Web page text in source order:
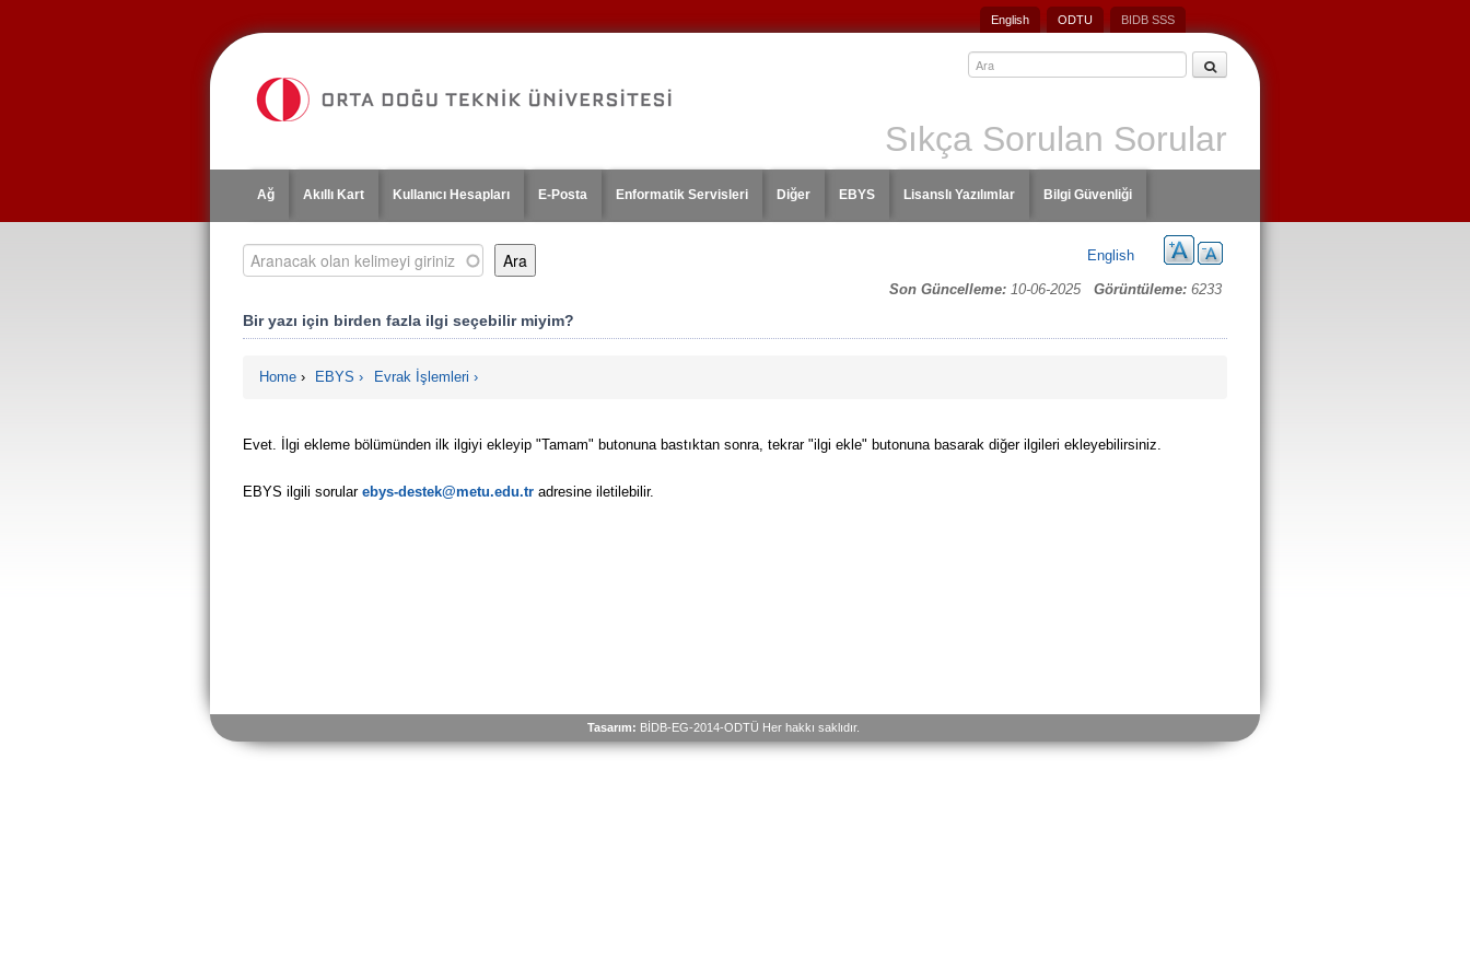
English ODTU BIDB SSS
Sıkça Sorulan Sorular
Ağ Akıllı Kart Kullanıcı Hesapları E-Posta Enformatik Servisleri Diğer EBYS Lisanslı Yazılımlar Bilgi Güvenliği
Son Güncelleme: 10-06-2025 Görüntüleme: 6233
Aranacak olan kelimeyi giriniz English
Bir yazı için birden fazla ilgi seçebilir miyim?
Home › EBYS Evrak İşlemleri
Evet. İlgi ekleme bölümünden ilk ilgiyi ekleyip "Tamam" butonuna bastıktan sonra, tekrar "ilgi ekle" butonuna basarak diğer ilgileri ekleyebilirsiniz.
EBYS ilgili sorular ebys-destek@metu.edu.tr adresine iletilebilir.
Tasarım: BİDB-EG-2014-ODTÜ Her hakkı saklıdır.